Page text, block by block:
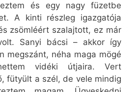
és egy nagy füzetbe
A kinti részleg igazgatója
zsömléért szalajtott, ez már
Sanyi bácsi – akkor így
megszánt, néha maga mögé
vidéki útjaira. Vert
fütyült a szél, de vele mindig